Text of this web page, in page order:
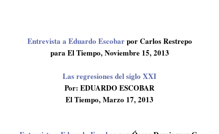
Entrevista a Eduardo Escobarpor Carlos Restrepo
para El Tiempo, Noviembre 15, 2013
Las regresiones del siglo XXI
Por: EDUARDO ESCOBAR
El Tiempo, Marzo 17, 2013